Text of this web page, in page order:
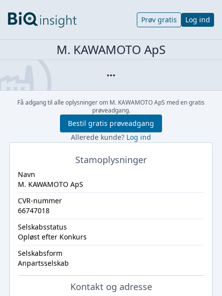
Prøv gratis Log ind
M. KAWAMOTO ApS
Få adgang til alle oplysninger om M. KAWAMOTO ApS med en gratis
prøveadgang.
Bestil gratis prøveadgang
Allerede kunde? Log ind
Stamoplysninger
Navn
M. KAWAMOTO ApS
CVR-nummer
66747018
Selskabsstatus
Opløst efter Konkurs
Selskabsform
Anpartsselskab
Kontakt og adresse